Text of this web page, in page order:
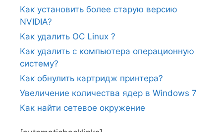
Как установить более старую версию
NVIDIA?
Как удалить ОС Linux ?
Как удалить с компьютера операционную
систему?
Как обнулить картридж принтера?
Увеличение количества ядер в Windows 7
Как найти сетевое окружение